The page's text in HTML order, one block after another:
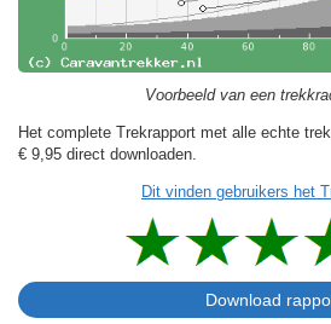
Voorbeeld van een
Het complete Trekrapport met alle echte
€ 9,95 direct downloaden.
Dit vinden gebruikers het